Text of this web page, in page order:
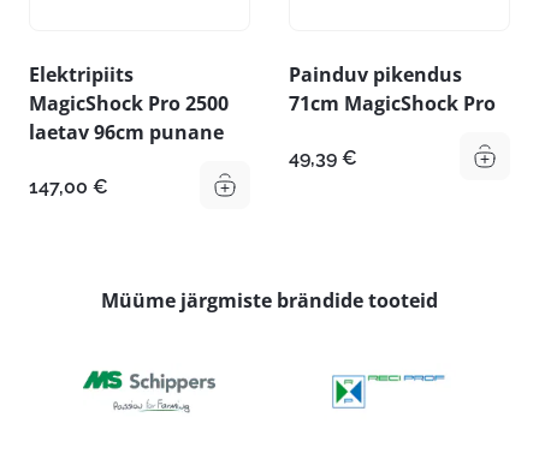
Elektripiits
MagicShock Pro 2500
laetav 96cm punane
147,00 €
Painduv pikendus
71cm MagicShock Pro
49,39 €
Müüme järgmiste brändide tooteid